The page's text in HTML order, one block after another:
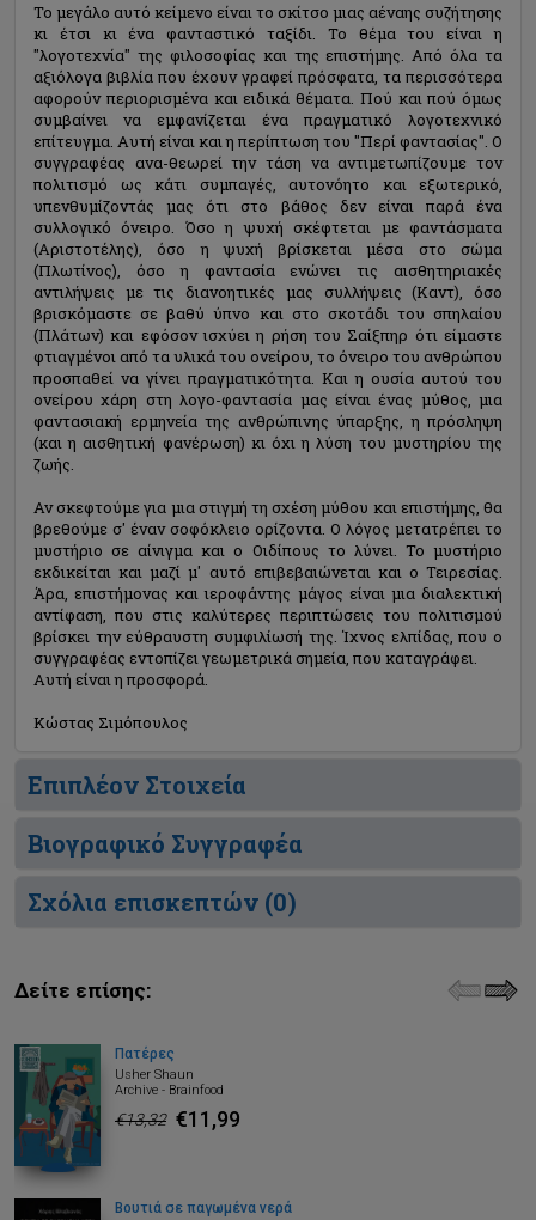
Το μεγάλο αυτό κείμενο είναι το σκίτσο μιας αέναης συζήτησης
κι έτσι κι ένα φανταστικό ταξίδι. Το θέμα του είναι η
"λογοτεχνία" της φιλοσοφίας και της επιστήμης. Από όλα τα
αξιόλογα βιβλία που έχουν γραφεί πρόσφατα, τα περισσότερα
αφορούν περιορισμένα και ειδικά θέματα. Πού και πού όμως
συμβαίνει να εμφανίζεται ένα πραγματικό λογοτεχνικό
επίτευγμα. Αυτή είναι και η περίπτωση του "Περί φαντασίας". Ο
συγγραφέας ανα-θεωρεί την τάση να αντιμετωπίζουμε τον
πολιτισμό ως κάτι συμπαγές, αυτονόητο και εξωτερικό,
υπενθυμίζοντάς μας ότι στο βάθος δεν είναι παρά ένα
συλλογικό όνειρο. Όσο η ψυχή σκέφτεται με φαντάσματα
(Αριστοτέλης), όσο η ψυχή βρίσκεται μέσα στο σώμα
(Πλωτίνος), όσο η φαντασία ενώνει τις αισθητηριακές
αντιλήψεις με τις διανοητικές μας συλλήψεις (Καντ), όσο
βρισκόμαστε σε βαθύ ύπνο και στο σκοτάδι του σπηλαίου
(Πλάτων) και εφόσον ισχύει η ρήση του Σαίξπηρ ότι είμαστε
φτιαγμένοι από τα υλικά του ονείρου, το όνειρο του ανθρώπου
προσπαθεί να γίνει πραγματικότητα. Και η ουσία αυτού του
ονείρου χάρη στη λογο-φαντασία μας είναι ένας μύθος, μια
φαντασιακή ερμηνεία της ανθρώπινης ύπαρξης, η πρόσληψη
(και η αισθητική φανέρωση) κι όχι η λύση του μυστηρίου της
ζωής.
Αν σκεφτούμε για μια στιγμή τη σχέση μύθου και επιστήμης, θα
βρεθούμε σ' έναν σοφόκλειο ορίζοντα. Ο λόγος μετατρέπει το
μυστήριο σε αίνιγμα και ο Οιδίπους το λύνει. Το μυστήριο
εκδικείται και μαζί μ' αυτό επιβεβαιώνεται και ο Τειρεσίας.
Άρα, επιστήμονας και ιεροφάντης μάγος είναι μια διαλεκτική
αντίφαση, που στις καλύτερες περιπτώσεις του πολιτισμού
βρίσκει την εύθραυστη συμφιλίωσή της. Ίχνος ελπίδας, που ο
συγγραφέας εντοπίζει γεωμετρικά σημεία, που καταγράφει.
Αυτή είναι η προσφορά.
Κώστας Σιμόπουλος
Επιπλέον Στοιχεία
Βιογραφικό Συγγραφέα
Σχόλια επισκεπτών (0)
Δείτε επίσης:
Πατέρες
Usher Shaun
Archive - Brainfood
€13,32 €11,99
Βουτιά σε παγωμένα νερά